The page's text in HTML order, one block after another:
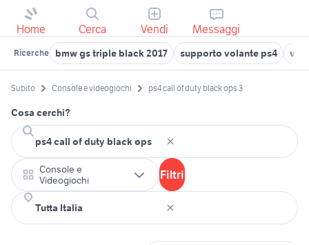
Home Cerca Vendi Messaggi
Ricerche bmw gs triple black 2017 supporto volante ps4
Subito Console e videogiochi ps4 call of duty black ops 3
Cosa cerchi?
Console e
Videogiochi
Filtri